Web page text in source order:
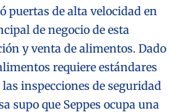
puertas de alta velocidad en
de negocio de esta
y venta de alimentos. Dado
requiere estándares
inspecciones de seguridad
supo que Seppes ocupa una